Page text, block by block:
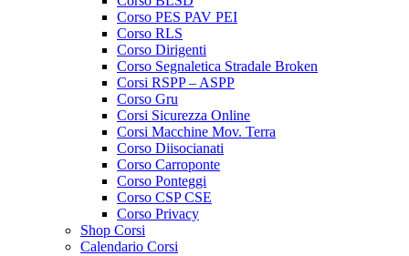
Corso PES PAV PEI
Corso RLS
Corso Dirigenti
Corso Segnaletica Stradale Broken
Corsi RSPP – ASPP
Corso Gru
Corsi Sicurezza Online
Corsi Macchine Mov. Terra
Corso Diisocianati
Corso Carroponte
Corso Ponteggi
Corso CSP CSE
Corso Privacy
Shop Corsi
Calendario Corsi